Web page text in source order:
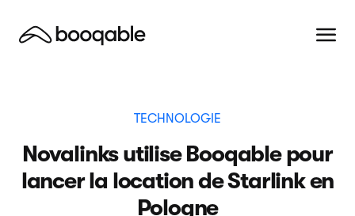
TECHNOLOGIE
Novalinks utilise Booqable pour
lancer la location de Starlink en
Pologne